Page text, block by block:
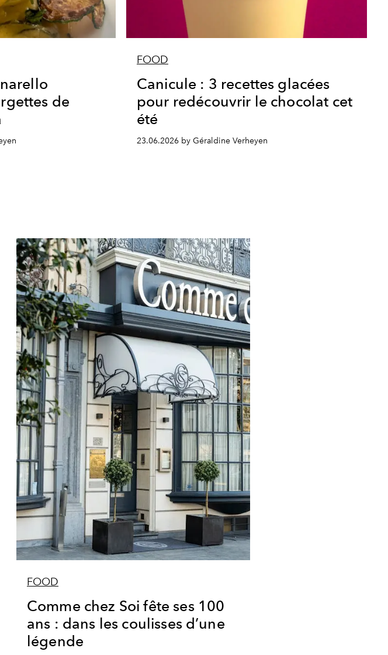
de
FOOD
Canicule : 3 recettes glacées
pour redécouvrir le chocolat cet
été
23.06.2026 by Géraldine Verheyen
FOOD
Comme chez Soi fête ses 100
ans : dans les coulisses d’une
légende